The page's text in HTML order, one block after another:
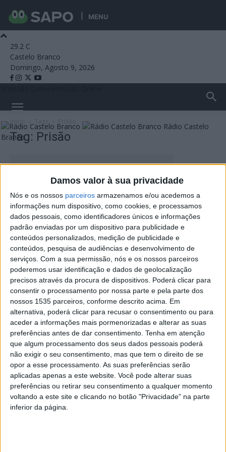
MENU
Damos valor à sua privacidade
Nós e os nossos parceiros armazenamos e/ou acedemos a
informações num dispositivo, como cookies, e processamos
dados pessoais, como identificadores únicos e informações
padrão enviadas por um dispositivo para publicidade e
conteúdos personalizados, medição de publicidade e
conteúdos, pesquisa de audiências e desenvolvimento de
serviços. Com a sua permissão, nós e os nossos parceiros
poderemos usar identificação e dados de geolocalização
precisos através da procura de dispositivos. Poderá clicar para
consentir o processamento por nossa parte e pela parte dos
nossos 1535 parceiros, conforme descrito acima. Em
alternativa, poderá clicar para recusar o consentimento ou para
aceder a informações mais pormenorizadas e alterar as suas
preferências antes de dar consentimento. Tenha em atenção
que algum processamento dos seus dados pessoais poderá
não exigir o seu consentimento, mas que tem o direito de se
opor a esse processamento. As suas preferências serão
aplicadas apenas a este website. Você pode alterar suas
preferências ou retirar seu consentimento a qualquer momento
voltando a este site e clicando no botão "Privacidade" na parte
inferior da página.
29.2 C
Castelo Branco
Domingo, Agosto 9, 2026
Rádio Castelo
Branco
Tag: Prisão
Reclusos de Castelo Branco vão tratar da
higiene e limpeza pública...
Rádio Castelo Branco - 26 de Fevereiro, 2024
PUBLICIDADE
PUBLICIDADE
PUBLICIDADE